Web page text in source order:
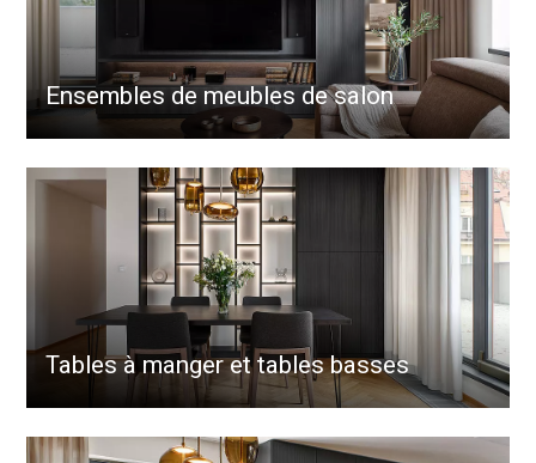
Ensembles de meubles de salon
Tables à manger et tables basses